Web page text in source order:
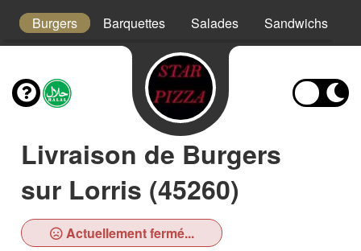
Burgers Barquettes Salades Sandwichs
Livraison de Burgers
sur Lorris (45260)
Actuellement fermé...